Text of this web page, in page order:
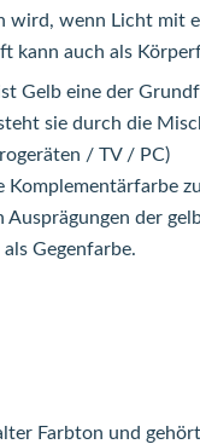
wird, wenn Licht
kann auch als
Gelb eine der
sie durch die
/ TV / PC)
Komplementärfarbe
Ausprägungen der
Gegenfarbe.
Farbton und